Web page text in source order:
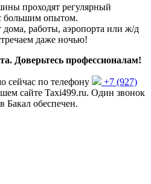
проходят регулярный
большим опытом.
дома, работы, аэропорта или ж/д
даже ночью!
Доверьтесь профессионалам!
сейчас по телефону
+7 (927)
сайте Taxi499.ru. Один звонок
обеспечен.